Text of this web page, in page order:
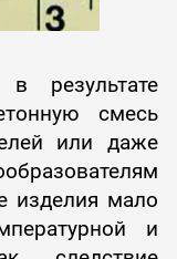
результате
смесь
или даже
изделия мало
и